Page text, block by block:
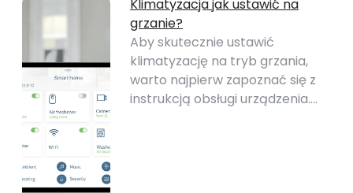
Klimatyzacja jak ustawić na
grzanie?
Aby skutecznie ustawić
klimatyzację na tryb grzania,
warto najpierw zapoznać się z
instrukcją obsługi urządzenia.…